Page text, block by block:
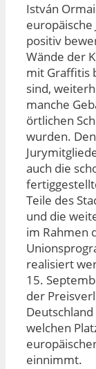
István
europäische
positiv
Wände der
mit Graffitis
sind,
manche
örtlichen
wurden. Den
auch die
Teile des
und die
im Rahmen
realisiert
15.
der
welchen
einnimmt.